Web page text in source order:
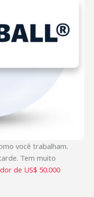
você trabalham.
Tem muito
de US$ 50.000